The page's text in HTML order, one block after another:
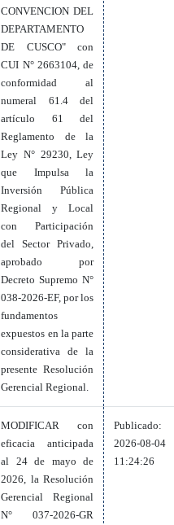
CONVENCION DEL
DEPARTAMENTO
DE CUSCO" con
CUI N° 2663104, de
conformidad al
numeral 61.4 del
artículo 61 del
Reglamento de la
Ley N° 29230, Ley
que Impulsa la
Inversión Pública
Regional y Local
con Participación
del Sector Privado,
aprobado por
Decreto Supremo N°
038-2026-EF, por los
fundamentos
expuestos en la parte
considerativa de la
presente Resolución
Gerencial Regional.
MODIFICAR con
eficacia anticipada
al 24 de mayo de
2026, la Resolución
Gerencial Regional
N° 037-2026-GR
Publicado:
2026-08-04
11:24:26